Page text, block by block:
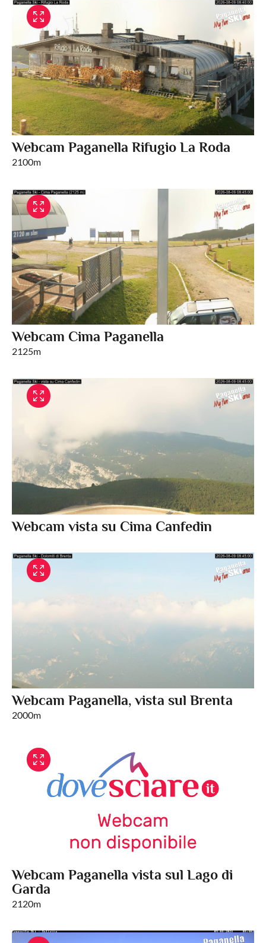
Webcam Paganella Rifugio La Roda
2100m
Webcam Cima Paganella
2125m
Webcam vista su Cima Canfedin
Webcam Paganella, vista sul Brenta
2000m
Webcam Paganella vista sul Lago di
Garda
2120m